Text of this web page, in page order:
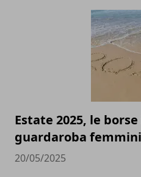
Estate 2025, le
guardaroba
20/05/2025